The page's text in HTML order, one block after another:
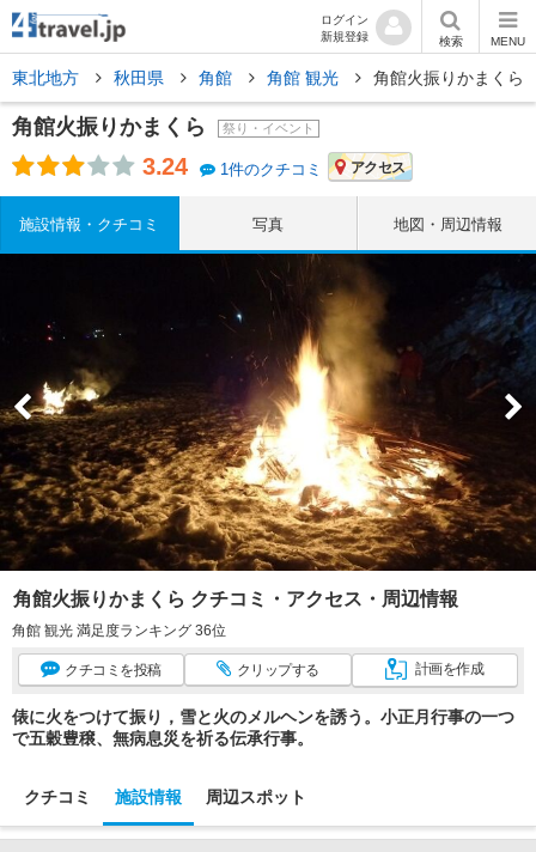
ログイン
新規登録
検索 MENU
東北地方 秋田県 角館 角館 観光 角館火振りかまくら
角館火振りかまくら 祭り・イベント
3.24 1件のクチコミ アクセス
施設情報・クチコミ 写真 地図・周辺情報
角館火振りかまくら クチコミ・アクセス・周辺情報
角館 観光 満足度ランキング 36位
クチコミ を投稿 クリップする 計画を作成
俵に火をつけて振り，雪と火のメルヘンを誘う。小正月行事の一つ
で五穀豊穣、無病息災を祈る伝承行事。
クチコミ 施設情報 周辺スポット